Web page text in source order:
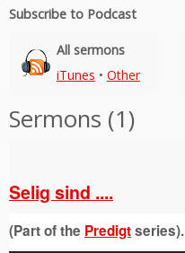
Subscribe to Podcast
All sermons
iTunes • Other
Sermons (1)
Selig sind ....
(Part of the Predigtseries).